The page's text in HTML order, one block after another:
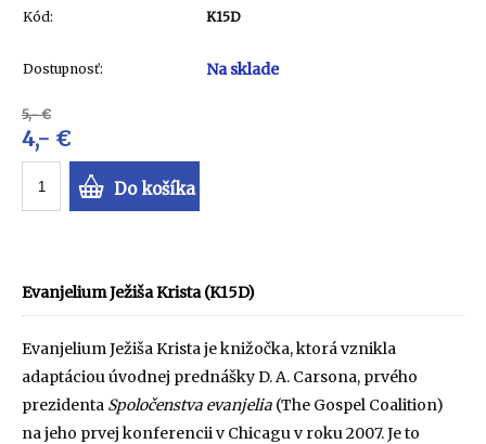
Kód:
K15D
Dostupnosť: Na sklade
5,- €
4,- €
Do košíka
Evanjelium Ježiša Krista (K15D)
Evanjelium Ježiša Krista je knižočka, ktorá vznikla
adaptáciou úvodnej prednášky D. A. Carsona, prvého
prezidenta Spoločenstva evanjelia (The Gospel Coalition)
na jeho prvej konferencii v Chicagu v roku 2007. Je to